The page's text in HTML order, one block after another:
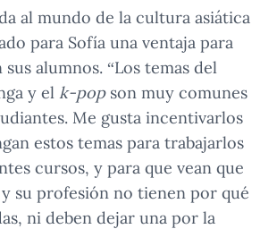
al mundo de la cultura asiática
para Sofía una ventaja para
alumnos. “Los temas del
y el k-popson muy comunes
Me gusta incentivarlos
estos temas para trabajarlos
cursos, y para que vean que
su profesión no tienen por qué
ni deben dejar una por la